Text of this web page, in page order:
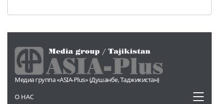
Медиа группа «ASIA-Plus» (Душанбе, Таджикистан)
О НАС